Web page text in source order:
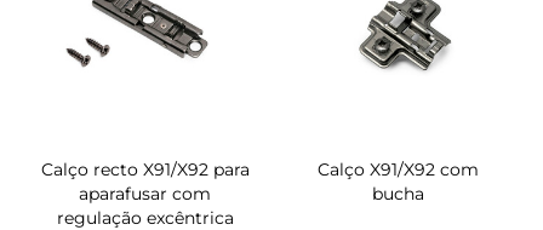
Calço recto X91/X92 para
aparafusar com
regulação excêntrica
Calço X91/X92 com
bucha